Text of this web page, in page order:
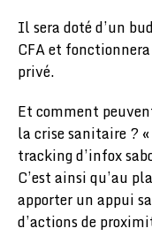
Il sera doté d’un
CFA et
privé.
Et comment
la crise sanitaire ?
tracking d’infox
C’est ainsi qu’au
apporter un appui
d’actions de